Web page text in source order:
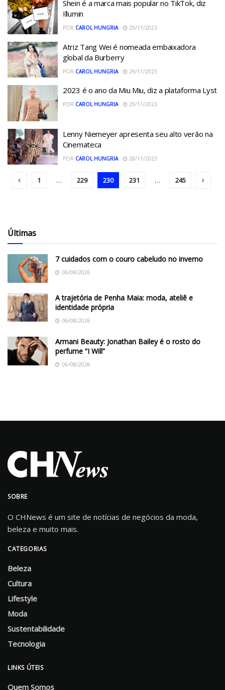
Shein é a marca mais popular no TikTok, diz
Illumin
POR CAROL HUNGRIA 29/11/2023
Atriz Tang Wei é nomeada embaixadora
global da Burberry
POR CAROL HUNGRIA 29/11/2023
2023 é o ano da Miu Miu, diz a plataforma Lyst
POR CAROL HUNGRIA 29/11/2023
Lenny Niemeyer apresenta seu alto verão na
Cinemateca
POR CAROL HUNGRIA 28/11/2023
1 … 229 230 231 … 245
Últimas
7 cuidados com o couro cabeludo no inverno
06/08/2026
A trajetória de Penha Maia: moda, ateliê e
identidade própria
06/08/2026
Armani Beauty: Jonathan Bailey é o rosto do
perfume “I Will”
06/08/2026
SOBRE
O CHNews é um site de notícias de negócios da moda,
beleza e muito mais.
CATEGORIAS
Beleza
Cultura
Lifestyle
Moda
Sustentabilidade
Tecnologia
LINKS ÚTEIS
Quem Somos